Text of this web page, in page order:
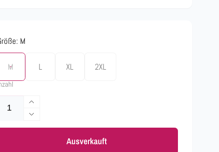
M
M L XL 2XL
Erhöhe
die
Menge
Verringere
die
Ausverkauft